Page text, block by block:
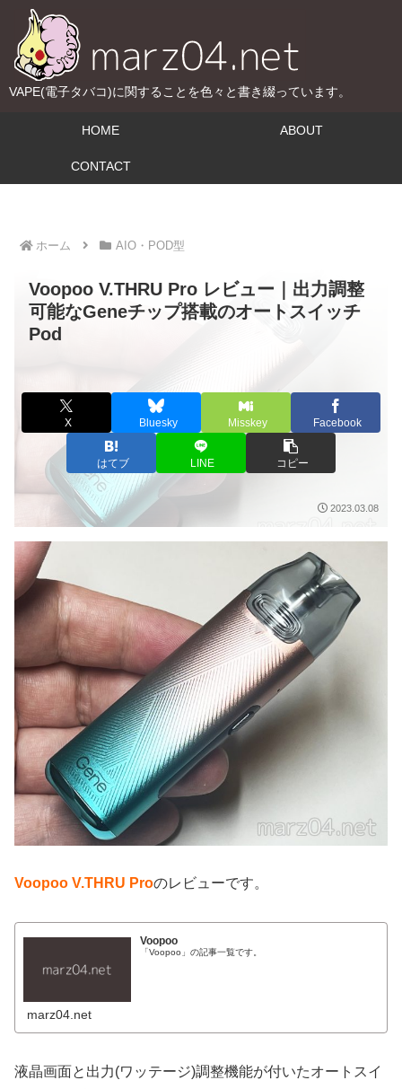
VAPE(電子タバコ)に関することを色々と書き綴っています。
HOME ABOUT
CONTACT
ホーム AIO・POD型
Voopoo V.THRU Pro レビュー｜出力調整
可能なGeneチップ搭載のオートスイッチ
Pod
X Bluesky Misskey Facebook
はてブ LINE コピー
2023.03.08
Voopoo V.THRU Proのレビューです。
Voopoo
「Voopoo」の記事一覧です。
marz04.net
液晶画面と出力(ワッテージ)調整機能が付いたオートスイ